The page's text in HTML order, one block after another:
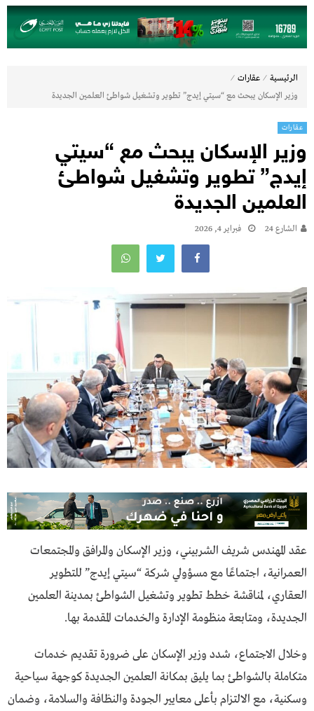
الرئيسية ⁄ عقارات ⁄
وزير الإسكان يبحث مع “سيتي إيدج” تطوير وتشغيل شواطئ العلمين الجديدة
عقارات
وزير الإسكان يبحث مع “سيتي
إيدج” تطوير وتشغيل شواطئ
العلمين الجديدة
الشارع 24 فبراير 4, 2026
عقد المهندس شريف الشربيني، وزير الإسكان والمرافق والمجتمعات
العمرانية، اجتماعًا مع مسؤولي شركة “سيتي إيدج” للتطوير
العقاري، لمناقشة خطط تطوير وتشغيل الشواطئ بمدينة العلمين
الجديدة، ومتابعة منظومة الإدارة والخدمات المقدمة بها.
وخلال الاجتماع، شدد وزير الإسكان على ضرورة تقديم خدمات
متكاملة بالشواطئ بما يليق بمكانة العلمين الجديدة كوجهة سياحية
وسكنية، مع الالتزام بأعلى معايير الجودة والنظافة والسلامة، وضمان